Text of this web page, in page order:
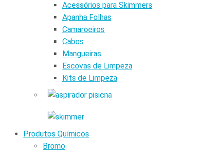
Acessórios para Skimmers
Apanha Folhas
Camaroeiros
Cabos
Mangueiras
Escovas de Limpeza
Kits de Limpeza
Produtos Químicos
Bromo